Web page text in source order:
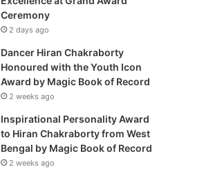
Ceremony
2 days ago
Dancer Hiran Chakraborty
Honoured with the Youth Icon
Award by Magic Book of Record
2 weeks ago
Inspirational Personality Award
to Hiran Chakraborty from West
Bengal by Magic Book of Record
2 weeks ago